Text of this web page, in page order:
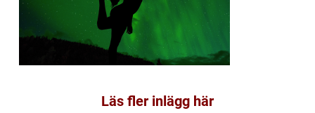
Läs fler inlägg här